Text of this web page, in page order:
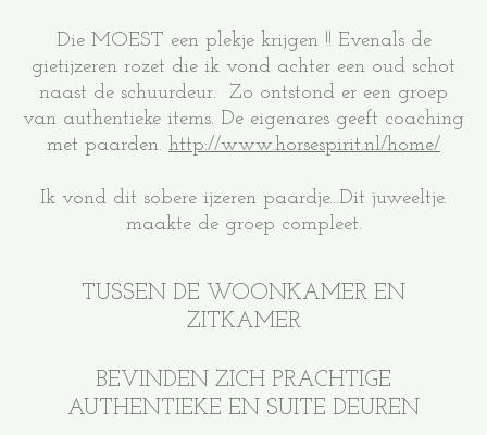
Die MOEST een plekje krijgen !! Evenals de
gietijzeren rozet die ik vond achter een oud schot
naast de schuurdeur. Zo ontstond er een groep
van authentieke items. De eigenares geeft coaching
met paarden. http://www.horsespirit.nl/home/
Ik vond dit sobere ijzeren paardje...Dit juweeltje.
maakte de groep compleet.
TUSSEN DE WOONKAMER EN
ZITKAMER
BEVINDEN ZICH PRACHTIGE
AUTHENTIEKE EN SUITE DEUREN